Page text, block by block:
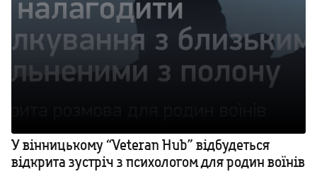
У вінницькому “Veteran Hub” відбудеться
відкрита зустріч з психологом для родин воїнів